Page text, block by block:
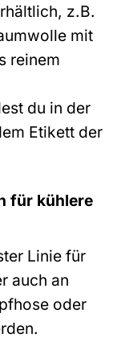
z.B.
mit
reinem
du in der
Etikett der
für kühlere
Linie für
auch an
oder